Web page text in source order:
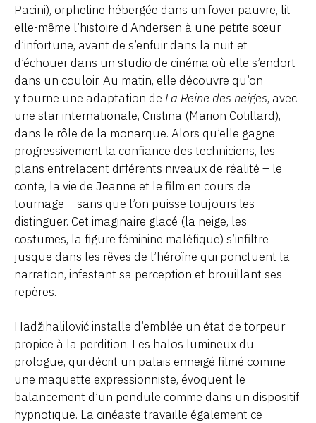
Pacini), orpheline hébergée dans un foyer pauvre, lit
elle-même l’histoire d’Andersen à une petite sœur
d’infortune, avant de s’enfuir dans la nuit et
d’échouer dans un studio de cinéma où elle s’endort
dans un couloir. Au matin, elle découvre qu’on
y tourne une adaptation de La Reine des neiges, avec
une star internationale, Cristina (Marion Cotillard),
dans le rôle de la monarque. Alors qu’elle gagne
progressivement la confiance des techniciens, les
plans entrelacent différents niveaux de réalité – le
conte, la vie de Jeanne et le film en cours de
tournage – sans que l’on puisse toujours les
distinguer. Cet imaginaire glacé (la neige, les
costumes, la figure féminine maléfique) s’infiltre
jusque dans les rêves de l’héroïne qui ponctuent la
narration, infestant sa perception et brouillant ses
repères.
Hadžihalilović installe d’emblée un état de torpeur
propice à la perdition. Les halos lumineux du
prologue, qui décrit un palais enneigé filmé comme
une maquette expressionniste, évoquent le
balancement d’un pendule comme dans un dispositif
hypnotique. La cinéaste travaille également ce